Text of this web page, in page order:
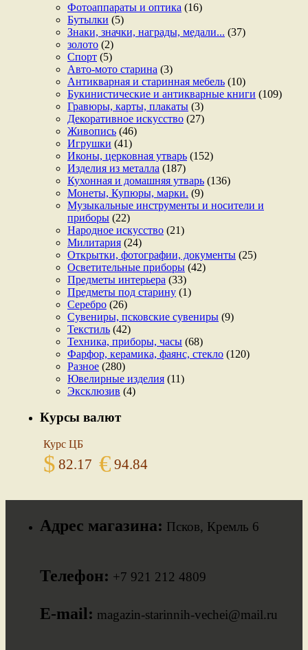
Фотоаппараты и оптика (16)
Бутылки (5)
Знаки, значки, награды, медали... (37)
золото (2)
Спорт (5)
Авто-мото старина (3)
Антикварная и старинная мебель (10)
Букинистические и антикварные книги (109)
Гравюры, карты, плакаты (3)
Декоративное искусство (27)
Живопись (46)
Игрушки (41)
Иконы, церковная утварь (152)
Изделия из металла (187)
Кухонная и домашняя утварь (136)
Монеты, Купюры, марки. (9)
Музыкальные инструменты и носители и
приборы (22)
Народное искусство (21)
Милитария (24)
Открытки, фотографии, документы (25)
Осветительные приборы (42)
Предметы интерьера (33)
Предметы под старину (1)
Серебро (26)
Сувениры, псковские сувениры (9)
Текстиль (42)
Техника, приборы, часы (68)
Фарфор, керамика, фаянс, стекло (120)
Разное (280)
Ювелирные изделия (11)
Эксклюзив (4)
Курсы валют
Курс ЦБ
$ 82.17 € 94.84
Адрес магазина: Псков, Кремль 6
Телефон: +7 921 212 4809
E-mail: magazin-starinnih-vechei@mail.ru